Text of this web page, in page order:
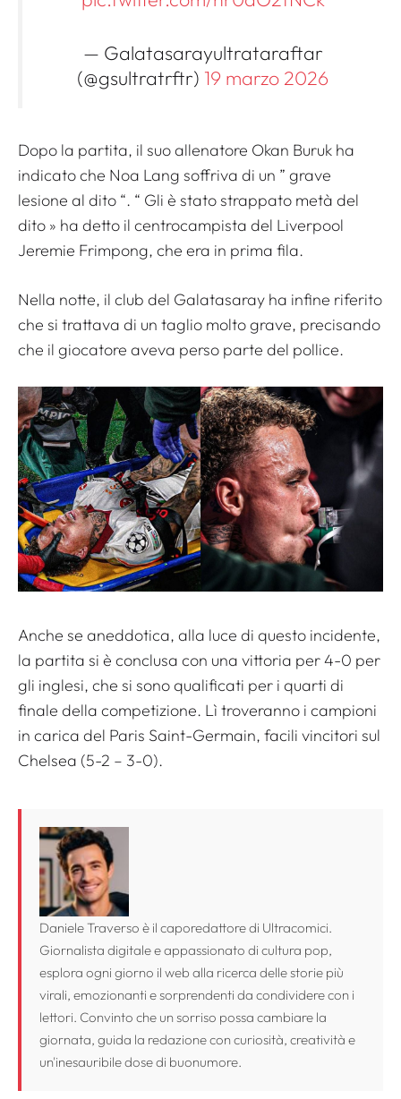
— Galatasarayultrataraftar
(@gsultratrftr) 19 marzo 2026
Dopo la partita, il suo allenatore Okan Buruk ha
indicato che Noa Lang soffriva di un ” grave
lesione al dito “. “ Gli è stato strappato metà del
dito » ha detto il centrocampista del Liverpool
Jeremie Frimpong, che era in prima fila.
Nella notte, il club del Galatasaray ha infine riferito
che si trattava di un taglio molto grave, precisando
che il giocatore aveva perso parte del pollice.
Anche se aneddotica, alla luce di questo incidente,
la partita si è conclusa con una vittoria per 4-0 per
gli inglesi, che si sono qualificati per i quarti di
finale della competizione. Lì troveranno i campioni
in carica del Paris Saint-Germain, facili vincitori sul
Chelsea (5-2 – 3-0).
Daniele Traverso è il caporedattore di Ultracomici.
Giornalista digitale e appassionato di cultura pop,
esplora ogni giorno il web alla ricerca delle storie più
virali, emozionanti e sorprendenti da condividere con i
lettori. Convinto che un sorriso possa cambiare la
giornata, guida la redazione con curiosità, creatività e
un'inesauribile dose di buonumore.